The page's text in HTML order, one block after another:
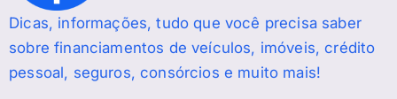
Dicas, informações, tudo que você precisa saber
sobre financiamentos de veículos, imóveis, crédito
pessoal, seguros, consórcios e muito mais!